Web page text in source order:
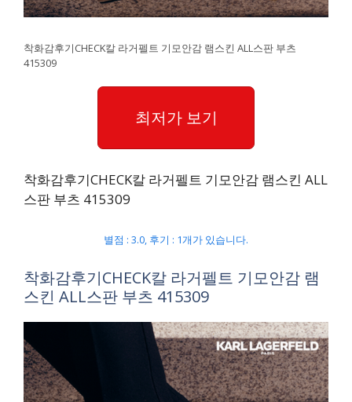
착화감후기CHECK칼 라거펠트 기모안감 램스킨 ALL스판 부츠
415309
최저가 보기
착화감후기CHECK칼 라거펠트 기모안감 램스킨 ALL
스판 부츠 415309
별점 : 3.0, 후기 : 1개가 있습니다.
착화감후기CHECK칼 라거펠트 기모안감 램
스킨 ALL스판 부츠 415309